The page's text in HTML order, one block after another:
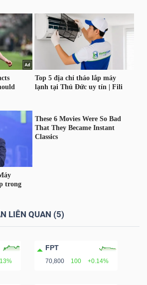
LIÊN QUAN (5)
FPT
70,800 100 +0.14%